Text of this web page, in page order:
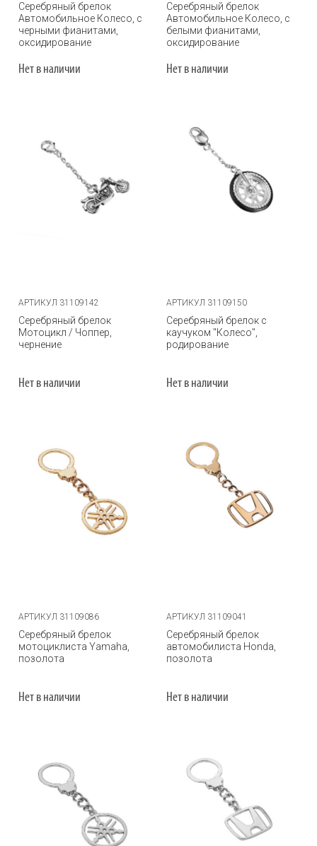
Серебряный брелок
Автомобильное Колесо, с
черными фианитами,
оксидирование
Нет в наличии
Серебряный брелок
Автомобильное Колесо, с
белыми фианитами,
оксидирование
Нет в наличии
АРТИКУЛ 31109142
Серебряный брелок
Мотоцикл / Чоппер,
чернение
Нет в наличии
АРТИКУЛ 31109150
Серебряный брелок с
каучуком "Колесо",
родирование
Нет в наличии
АРТИКУЛ 31109086
Серебряный брелок
мотоциклиста Yamaha,
позолота
Нет в наличии
АРТИКУЛ 31109041
Серебряный брелок
автомобилиста Honda,
позолота
Нет в наличии